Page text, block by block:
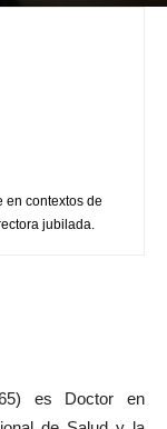
en contextos de
jubilada.
es Doctor en